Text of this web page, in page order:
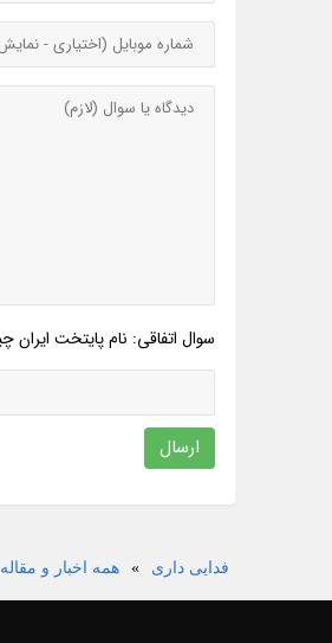
سوال اتفاقی: نام پایتخت
ارسال
فدایی داری » همه اخبار و